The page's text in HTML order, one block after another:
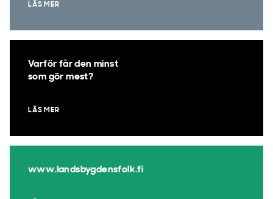
LÄS MER
Varför får den minst
som gör mest?
LÄS MER
www.landsbygdensfolk.fi